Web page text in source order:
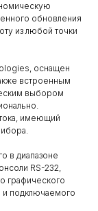
обновления
из любой точки
оснащен
встроенным
выбором
имеющий
в диапазоне
RS-232,
графического
и подключаемого